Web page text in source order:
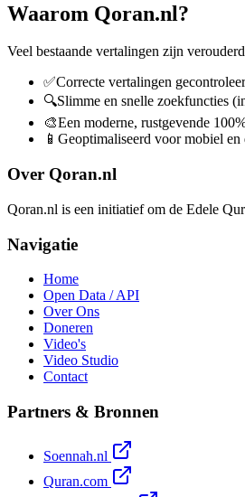
Waarom Qoran.nl?
Veel bestaande vertalingen zijn
✅Correcte vertalingen
🔍Slimme en snelle zoekfuncties
🎨Een moderne, rustgevende
📱 Geoptimaliseerd voor mobiel en
Over Qoran.nl
Qoran.nl is een initiatief om de Edele
Navigatie
Home
Open Data / API
Over Ons
Doneren
Video's
Video Studio
Contact
Partners & Bronnen
Soennah.nl
Quran.com